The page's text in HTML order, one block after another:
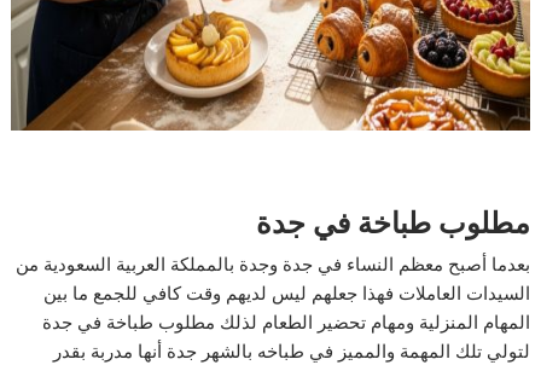
مطلوب طباخة في جدة
بعدما أصبح معظم النساء في جدة وجدة بالمملكة العربية السعودية من
السيدات العاملات فهذا جعلهم ليس لديهم وقت كافي للجمع ما بين
المهام المنزلية ومهام تحضير الطعام لذلك مطلوب طباخة في جدة
لتولي تلك المهمة والمميز في طباخه بالشهر جدة أنها مدربة بقدر